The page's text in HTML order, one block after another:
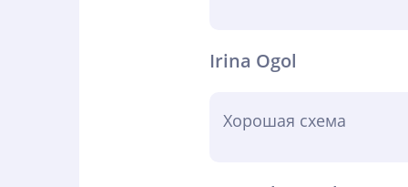
Irina Ogol
Хорошая схема